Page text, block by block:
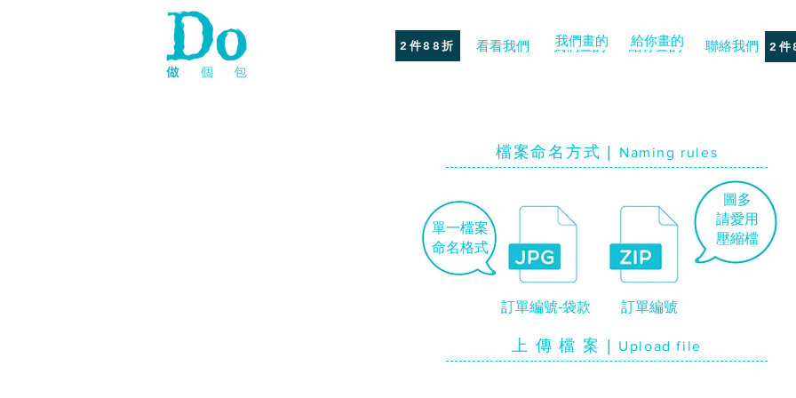
看看我們 我們畫的 給你畫的 聯絡我們
給你畫的
我們畫的
2件88折 2件
檔案命名方式 | Naming rules
單一檔案
命名格式
圖多
請愛用
壓縮檔
​訂單編號-袋款 ​訂單編號
上 傳 檔 案 | Upload file